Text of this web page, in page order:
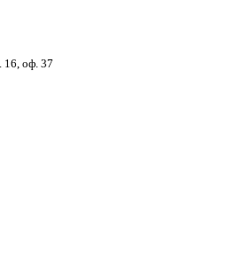
16, оф. 37